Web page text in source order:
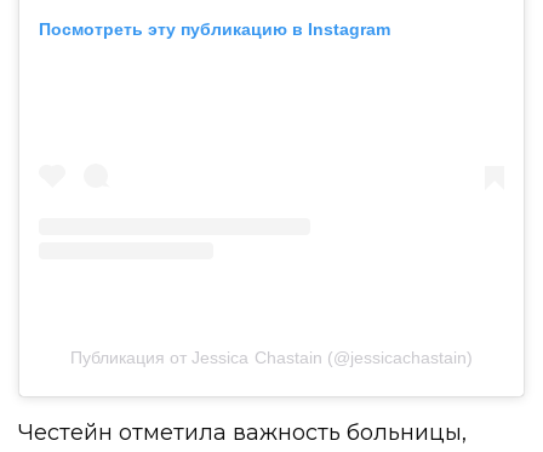
Посмотреть эту публикацию в Instagram
Публикация от Jessica Chastain (@jessicachastain)
Честейн отметила важность больницы,